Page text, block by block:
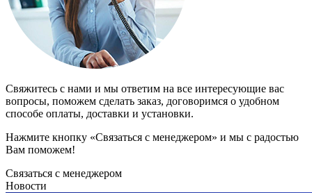
Свяжитесь с нами и мы ответим на все интересующие вас
вопросы, поможем сделать заказ, договоримся о удобном
способе оплаты, доставки и установки.
Нажмите кнопку «Связаться с менеджером» и мы с радостью
Вам поможем!
Связаться с менеджером
Новости